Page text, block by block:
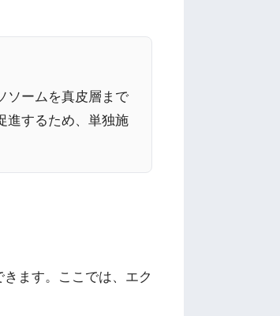
ソームを真皮層まで
進するため、単独施
ます。ここでは、エク